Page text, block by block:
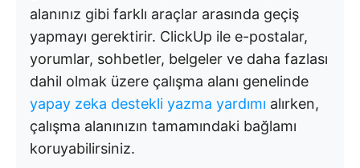
alanınız gibi farklı araçlar arasında geçiş
yapmayı gerektirir. ClickUp ile e-postalar,
yorumlar, sohbetler, belgeler ve daha fazlası
dahil olmak üzere çalışma alanı genelinde
yapay zeka destekli yazma yardımı alırken,
çalışma alanınızın tamamındaki bağlamı
koruyabilirsiniz.